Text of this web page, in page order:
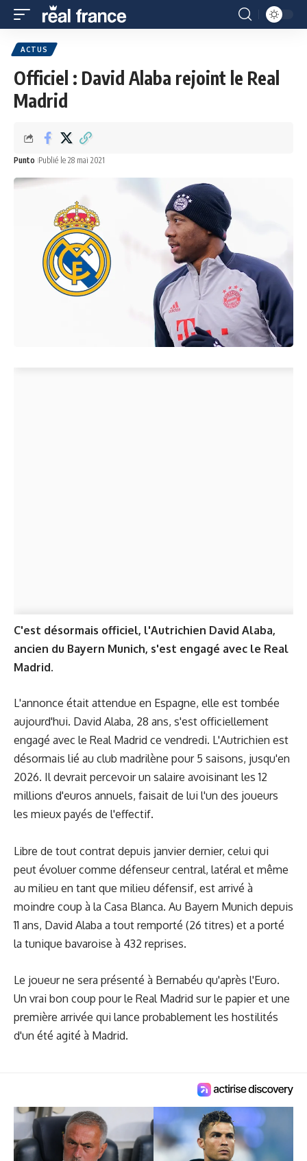
ACTUS
Officiel : David Alaba rejoint le Real
Madrid
Punto Publié le 28 mai 2021
C'est désormais officiel, l'Autrichien David Alaba,
ancien du Bayern Munich, s'est engagé avec le Real
Madrid.
L'annonce était attendue en Espagne, elle est tombée
aujourd'hui. David Alaba, 28 ans, s'est officiellement
engagé avec le Real Madrid ce vendredi. L'Autrichien est
désormais lié au club madrilène pour 5 saisons, jusqu'en
2026. Il devrait percevoir un salaire avoisinant les 12
millions d'euros annuels, faisait de lui l'un des joueurs
les mieux payés de l'effectif.
Libre de tout contrat depuis janvier dernier, celui qui
peut évoluer comme défenseur central, latéral et même
au milieu en tant que milieu défensif, est arrivé à
moindre coup à la Casa Blanca. Au Bayern Munich depuis
11 ans, David Alaba a tout remporté (26 titres) et a porté
la tunique bavaroise à 432 reprises.
Le joueur ne sera présenté à Bernabéu qu'après l'Euro.
Un vrai bon coup pour le Real Madrid sur le papier et une
première arrivée qui lance probablement les hostilités
d'un été agité à Madrid.